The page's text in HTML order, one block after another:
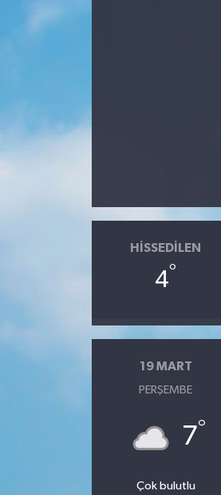
HISSEDILEN
4°
19 MART
PERŞEMBE
7°
Çok bulutlu